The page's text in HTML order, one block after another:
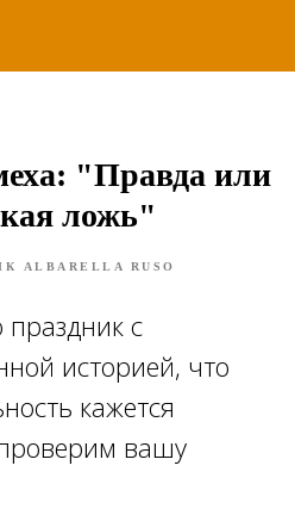
"Правда или
ложь"
ALBARELLA RUSO
с
историей, что
кажется
вашу